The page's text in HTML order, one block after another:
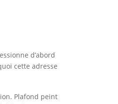
d’abord
cette adresse
Plafond peint